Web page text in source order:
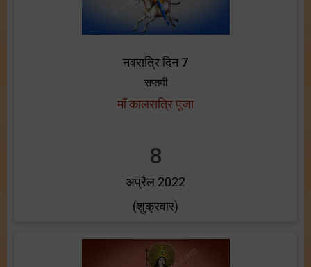
नवरात्रि दिन 7
सप्तमी
माँ कालरात्रि पूजा
8
अप्रैल 2022
(शुक्रवार)